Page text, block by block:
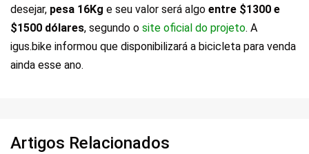
desejar, pesa 16Kg e seu valor será algo entre $1300 e
$1500 dólares, segundo o site oficial do projeto. A
igus.bike informou que disponibilizará a bicicleta para venda
ainda esse ano.
Artigos Relacionados